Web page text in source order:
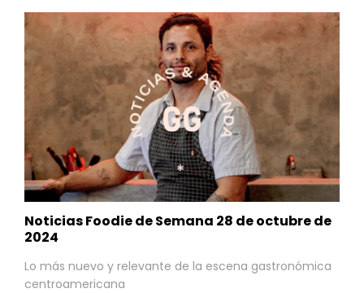
Noticias Foodie de Semana 28 de octubre de
2024
Lo más nuevo y relevante de la escena gastronómica
centroamericana